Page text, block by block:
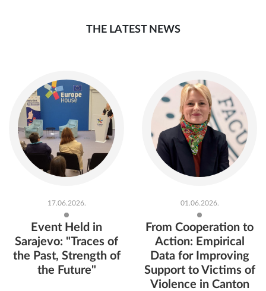
THE LATEST NEWS
17.06.2026.
Event Held in
Sarajevo: "Traces of
the Past, Strength of
the Future"
01.06.2026.
From Cooperation to
Action: Empirical
Data for Improving
Support to Victims of
Violence in Canton